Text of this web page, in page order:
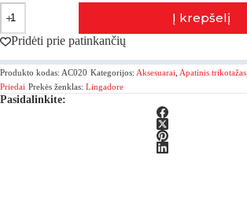
produkto
kiekis:
LingaDore,
priklijuojami
Įdėkliukai
Į krepšelį
Pridėti prie patinkančių
Produkto kodas: AC020 Kategorijos: Aksesuarai Apatinis trikotažas
Priedai Prekės ženklas: Lingadore
Pasidalinkite: